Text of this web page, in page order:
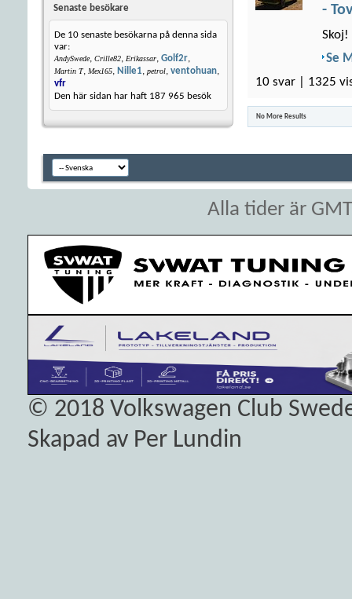
Senaste besökare
De 10 senaste besökarna på denna sida
var:
AndySwede, Crille82, Erikassar, Golf2r,
Martin T, Mex165, Nille1, petrol, ventohuan,
vfr
Den här sidan har haft 187 965 besök
-
Se
10 svar | 1325
No More Results
Alla tider är
© 2018 Volkswagen Club
Skapad av Per Lundin